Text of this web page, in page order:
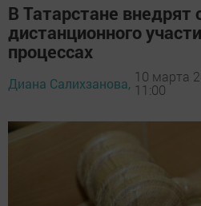
В Татарстане внедрят
дистанционного
процессах
Диана Салихзанова, 10 марта
11:00